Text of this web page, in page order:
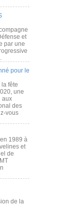
et
par une
pour le
fête
une
aux
des
vous
1989 à
et
de
de la